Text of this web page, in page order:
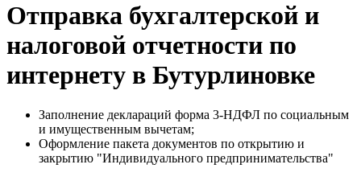
Отправка бухгалтерской и
налоговой отчетности по
интернету в Бутурлиновке
Заполнение деклараций форма 3-НДФЛ по социальным
и имущественным вычетам;
Оформление пакета документов по открытию и
закрытию "Индивидуального предпринимательства"